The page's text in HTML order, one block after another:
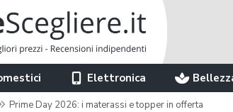
Elettronica
Prime Day 2026: i materassi e topper in offerta